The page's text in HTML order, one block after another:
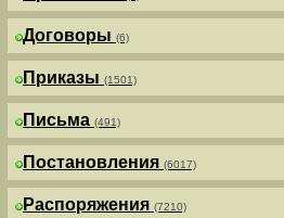
Договоры (6)
Приказы (1501)
Письма (491)
Постановления (6017)
Распоряжения (7210)